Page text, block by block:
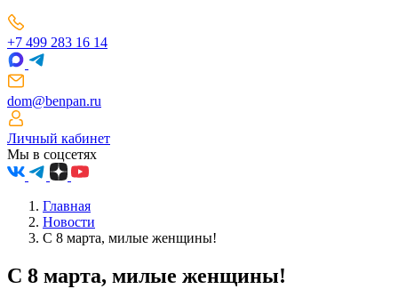
+7 499 283 16 14
dom@benpan.ru
Личный кабинет
Мы в соцсетях
Главная
Новости
С 8 марта, милые женщины!
С 8 марта, милые женщины!